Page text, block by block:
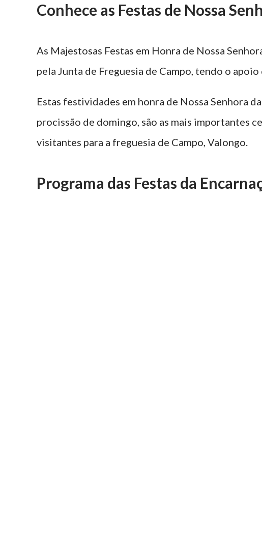
Conhece as Festas de Nossa
As Majestosas Festas em Honra de Nossa
pela Junta de Freguesia de Campo, tendo o
Estas festividades em honra de Nossa Senhora
procissão de domingo, são as mais importantes
visitantes para a freguesia de Campo, Valongo.
Programa das Festas da